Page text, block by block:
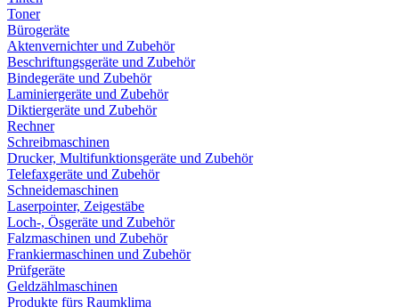
Toner
Bürogeräte
Aktenvernichter und Zubehör
Beschriftungsgeräte und Zubehör
Bindegeräte und Zubehör
Laminiergeräte und Zubehör
Diktiergeräte und Zubehör
Rechner
Schreibmaschinen
Drucker, Multifunktionsgeräte und Zubehör
Telefaxgeräte und Zubehör
Schneidemaschinen
Laserpointer, Zeigestäbe
Loch-, Ösgeräte und Zubehör
Falzmaschinen und Zubehör
Frankiermaschinen und Zubehör
Prüfgeräte
Geldzählmaschinen
Produkte fürs Raumklima